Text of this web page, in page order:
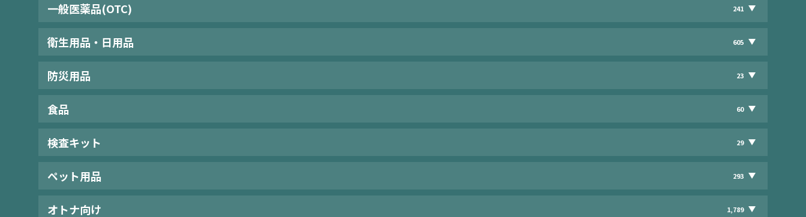
一般医薬品(OTC) 241
衛生用品・日用品 605
防災用品 23
食品 60
検査キット 29
ペット用品 293
オトナ向け 1,789